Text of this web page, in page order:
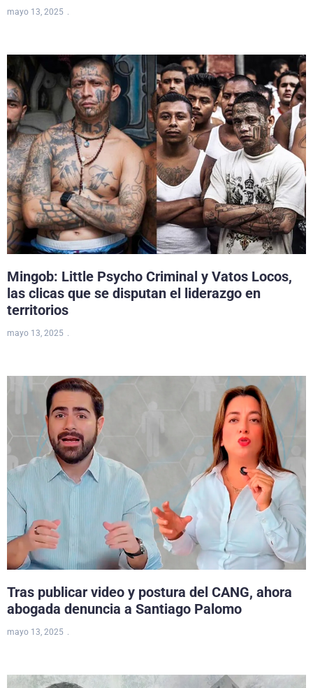
mayo 13, 2025
Mingob: Little Psycho Criminal y Vatos Locos,
las clicas que se disputan el liderazgo en
territorios
mayo 13, 2025
Tras publicar video y postura del CANG, ahora
abogada denuncia a Santiago Palomo
mayo 13, 2025